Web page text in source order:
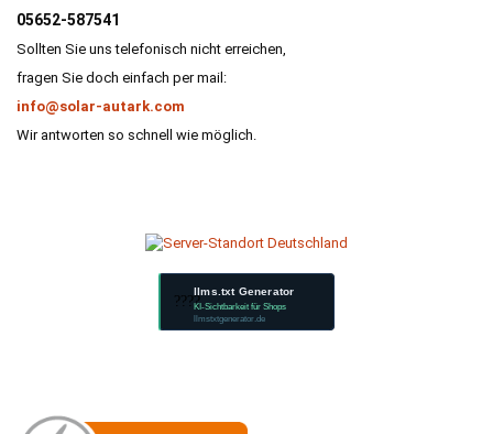
05652-587541
Sollten Sie uns telefonisch nicht erreichen,
fragen Sie doch einfach per mail:
info@solar-autark.com
Wir antworten so schnell wie möglich.
????
llms.txt Generator
KI-Sichtbarkeit für Shops
llmstxtgenerator.de